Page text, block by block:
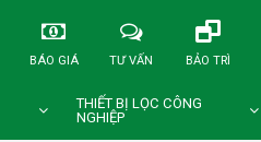
BÁO GIÁ TƯ VẤN BẢO TRÌ
THIẾT BỊ LỌC CÔNG
NGHIỆP